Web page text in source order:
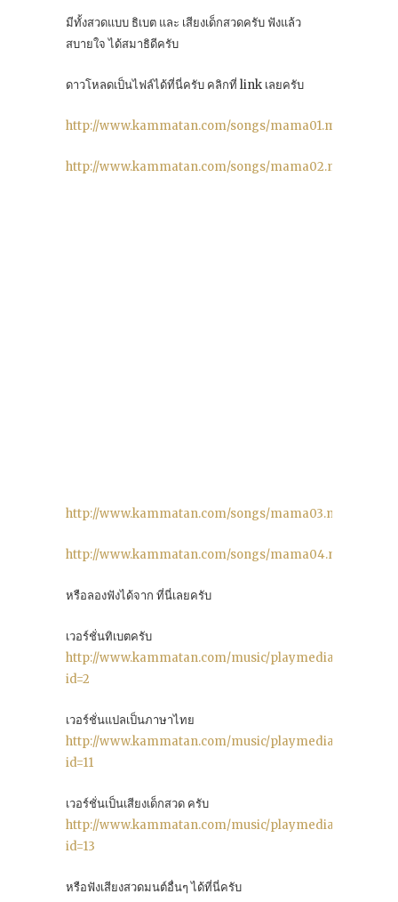
มีทั้งสวดแบบ ธิเบต และ เสียงเด็กสวดครับ ฟังแล้ว
สบายใจ ได้สมาธิดีครับ
ดาวโหลดเป็นไฟล์ได้ที่นี่ครับ คลิกที่ link เลยครับ
http://www.kammatan.com/songs/mama01.mp3
http://www.kammatan.com/songs/mama02.mp3
http://www.kammatan.com/songs/mama03.mp3
http://www.kammatan.com/songs/mama04.mp3
หรือลองฟังได้จาก ที่นี่เลยครับ
เวอร์ชั่นทิเบตครับ
http://www.kammatan.com/music/playmedia.php?
id=2
เวอร์ชั่นแปลเป็นภาษาไทย
http://www.kammatan.com/music/playmedia.php?
id=11
เวอร์ชั่นเป็นเสียงเด็กสวด ครับ
http://www.kammatan.com/music/playmedia.php?
id=13
หรือฟังเสียงสวดมนต์อื่นๆ ได้ที่นี่ครับ